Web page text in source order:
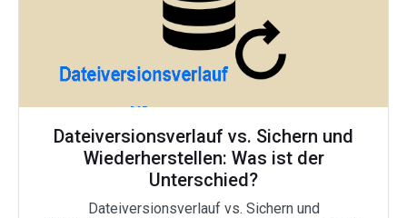
Dateiversionsverlauf vs. Sichern und
Wiederherstellen: Was ist der
Unterschied?
Dateiversionsverlauf vs. Sichern und